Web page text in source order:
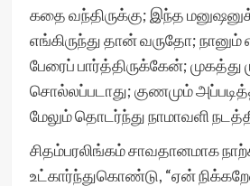
கதை வந்திருக்கு; இந்த
எங்கிருந்து தான் வருதோ;
பேரைப் பார்த்திருக்கேன்;
சொல்லப்படாது; குணமும்
மேலும் தொடர்ந்து நாமாவளி
சிதம்பரலிங்கம் சாவதானமாக
உட்கார்ந்துகொண்டு, “ஏன்